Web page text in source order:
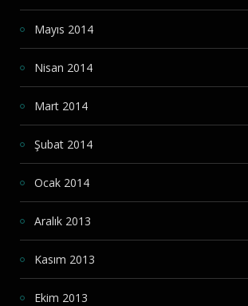
Mayıs 2014
Nisan 2014
Mart 2014
Şubat 2014
Ocak 2014
Aralık 2013
Kasım 2013
Ekim 2013